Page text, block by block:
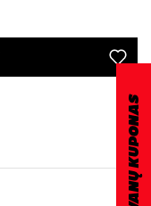
DOVANŲ KUPONAS